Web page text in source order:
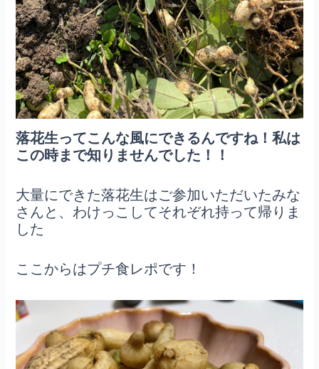
落花生ってこんな風にできるんですね！私は
この時まで知りませんでした！
！
大量にできた落花生はご参加いただいたみな
さんと、わけっこしてそれぞれ持って帰りま
した
ここからはプチ食レポです！